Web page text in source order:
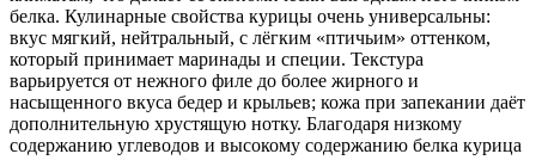
белка. Кулинарные свойства курицы очень универсальны:
вкус мягкий, нейтральный, с лёгким «птичьим» оттенком,
который принимает маринады и специи. Текстура
варьируется от нежного филе до более жирного и
насыщенного вкуса бедер и крыльев; кожa при запекании даёт
дополнительную хрустящую нотку. Благодаря низкому
содержанию углеводов и высокому содержанию белка курица